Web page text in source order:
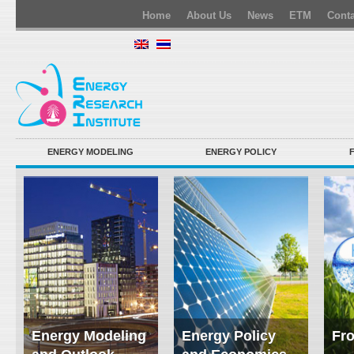
Home About Us News ETM
ENERGY MODELING ENERGY POLICY
Energy Modeling
Energy Policy